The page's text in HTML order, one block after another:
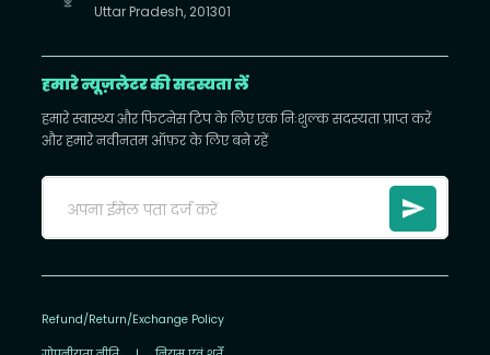
Uttar Pradesh, 201301
हमारे न्यूज़लेटर की सदस्यता लें
हमारे स्वास्थ्य और फिटनेस टिप के लिए एक निःशुल्क सदस्यता प्राप्त करें
और हमारे नवीनतम ऑफ़र के लिए बने रहें
Refund/Return/Exchange Policy